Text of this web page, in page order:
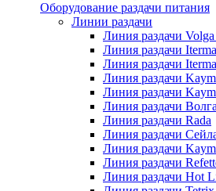
Оборудование раздачи питания
Линии раздачи
Линия раздачи Volga
Линия раздачи
Линия раздачи
Линия раздачи
Линия раздачи
Линия раздачи
Линия раздачи Rada
Линия раздачи
Линия раздачи
Линия раздачи
Линия раздачи Hot